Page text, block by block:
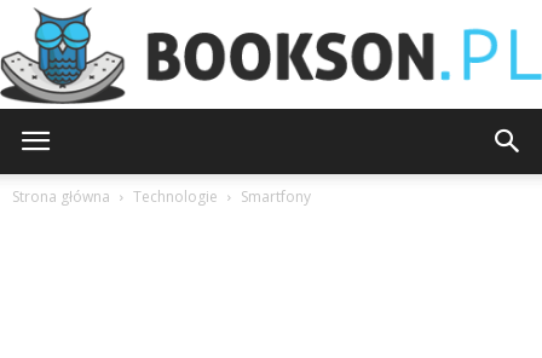
Strona główna Technologie Smartfony